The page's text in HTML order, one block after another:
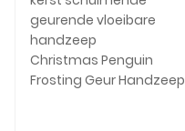
geurende vloeibare
handzeep
Christmas Penguin
Frosting Geur Handzeep